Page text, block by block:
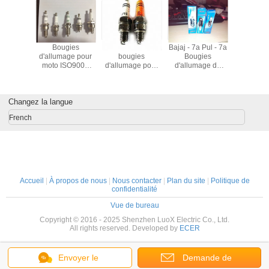
Rouge
Des bougies
d'allumage
automobile, des
Pour Suzuki
DCP7RE
Service d'OEM
pour
motocyclettes
Électrode pour
moteur de petite
taille
Envoyer le Demande de
Changez la langue
French
Accueil À propos de nous| Nous contacter| Plan du site
Politique de
confidentialité
Vue de bureau
Copyright © 2016 - 2025 Shenzhen LuoX Electric Co., Ltd.
All rights reserved. Developed by ECER